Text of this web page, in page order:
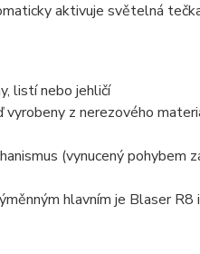
aktivuje světelná
listí nebo jehličí
z nerezového
(vynucený pohybem
hlavním je Blaser